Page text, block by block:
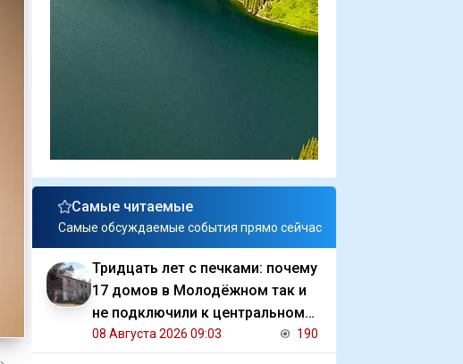
Самые читаемые
Самые обсуждаемые события прямо сейчас
Тридцать лет с печками: почему
17 домов в Молодёжном так и
не подключили к центральному
отоплению
08 Августа 2026 09:03 190